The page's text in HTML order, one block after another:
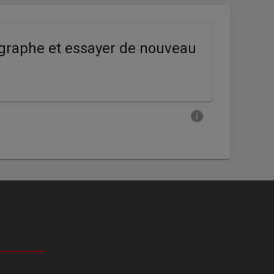
et essayer de nouveau
info